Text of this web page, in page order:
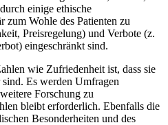
einige ethische
Wohle des Patienten zu
Preisregelung) und Verbote (z.
eingeschränkt sind.
wie Zufriedenheit ist, dass sie
Es werden Umfragen
Forschung zu
bleibt erforderlich. Ebenfalls die
Besonderheiten und des